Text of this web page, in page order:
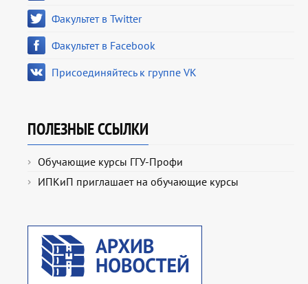
Факультет в Twitter
Факультет в Facebook
Присоединяйтесь к группе VK
ПОЛЕЗНЫЕ ССЫЛКИ
Обучающие курсы ГГУ-Профи
ИПКиП приглашает на обучающие курсы